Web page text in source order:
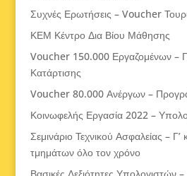
Συχνές Ερωτήσεις – Voucher
ΚΕΜ Κέντρο Δια Βίου Μάθησης
Voucher 150.000 Εργαζομένων –
Κατάρτισης
Voucher 80.000 Ανέργων –
Κοινωφελής Εργασία 2022 –
Σεμινάριο Τεχνικού Ασφαλείας –
τμημάτων όλο τον χρόνο
Βασικές Δεξιότητες Υπολογιστών –